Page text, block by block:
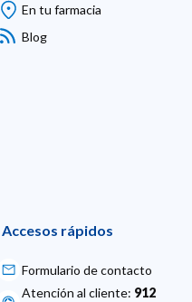
En tu farmacia
Blog
Accesos rápidos
Formulario de contacto
Atención al cliente: 912